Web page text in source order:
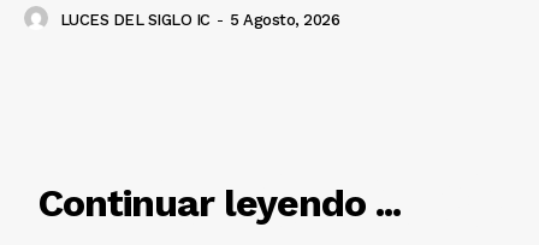
LUCES DEL SIGLO IC - 5 Agosto, 2026
Continuar leyendo ...
RELACIONADO